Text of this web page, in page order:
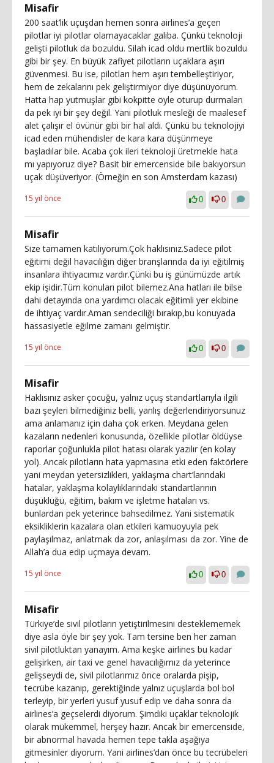
Misafir
200 saat’lik uçuşdan hemen sonra airlines’a geçen
pilotlar iyi pilotlar olamayacaklar galiba. Çünkü teknoloji
gelişti pilotluk da bozuldu. Silah icad oldu mertlik bozuldu
gibi bir şey. En büyük zafiyet pilotların uçaklara aşırı
güvenmesi. Bu ise, pilotları hem aşırı tembelleştiriyor,
hem de zekalarını pek geliştirmiyor diye düşünüyorum.
Hatta hap yutmuşlar gibi kokpitte öyle oturup durmaları
da pek iyi bir şey değil. Yani pilotluk mesleği de maalesef
alet çalışır el övünür gibi bir hal aldı. Çünkü bu teknolojiyi
icad eden mühendisler de kara kara düşünmeye
başladılar bile. Acaba çok ileri teknoloji üretmekle hata
mı yapıyoruz diye? Basit bir emercenside bile bakıyorsun
uçak düşüveriyor. (Örneğin en son Amsterdam kazası)
15 yıl önce 0 0
Misafir
Size tamamen katılıyorum.Çok haklısınız.Sadece pilot
eğitimi değil havacılığın diğer branşlarında da iyi eğitilmiş
insanlara ihtiyacımız vardır.Çünki bu iş günümüzde artık
ekip işidir.Tüm konuları pilot bilemez.Ana hatları ile bilse
dahi detayında ona yardımcı olacak eğitimli yer ekibine
de ihtiyaç vardır.Aman sendeciliği bırakıp,bu konuyada
hassasiyetle eğilme zamanı gelmiştir.
15 yıl önce 0 0
Misafir
Haklısınız asker çocuğu, yalnız uçuş standartlarıyla ilgili
bazı şeyleri bilmediğiniz belli, yanlış değerlendiriyorsunuz
ama anlamanız için daha çok erken. Meydana gelen
kazaların nedenleri konusunda, özellikle pilotlar öldüyse
raporlar çoğunlukla pilot hatası olarak yazılır (en kolay
yol). Ancak pilotların hata yapmasına etki eden faktörlere
yani meydan yetersizlikleri, yaklaşma chart’larındaki
hatalar, yaklaşma kolaylıklarındaki standartlarının
düşüklüğü, eğitim, bakım ve işletme hataları vs.
bunlardan pek yeterince bahsedilmez. Yani sistematik
eksikliklerin kazalara olan etkileri kamuoyuyla pek
paylaşılmaz, anlatmak da zor, anlaşılması da zor. Yine de
Allah’a dua edip uçmaya devam.
15 yıl önce 0 0
Misafir
Türkiye’de sivil pilotların yetiştirilmesini desteklememek
diye asla öyle bir şey yok. Tam tersine ben her zaman
sivil pilotluktan yanayım. Ama keşke airlines bu kadar
gelişirken, air taxi ve genel havacılığımız da yeterince
gelişseydi de, sivil pilotlarımız önce oralarda pişip,
tecrübe kazanıp, gerektiğinde yalnız uçuşlarda bol bol
terleyip, bir yerleri yusuf yusuf edip ve daha sonra da
airlines’a geçselerdi diyorum. Şimdiki uçaklar teknolojik
olarak mükemmel, herşey hazır. Ancak bir emercenside,
bir abnormal havada hemen tepe takla aşağıya
gitmesinler diyorum. Yani airlines’dan önce bu tecrübeleri